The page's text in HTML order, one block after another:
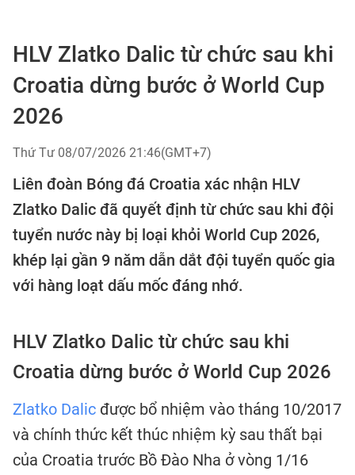
HLV Zlatko Dalic từ chức sau khi
Croatia dừng bước ở World Cup
2026
Thứ Tư 08/07/2026 21:46(GMT+7)
Liên đoàn Bóng đá Croatia xác nhận HLV
Zlatko Dalic đã quyết định từ chức sau khi đội
tuyển nước này bị loại khỏi World Cup 2026,
khép lại gần 9 năm dẫn dắt đội tuyển quốc gia
với hàng loạt dấu mốc đáng nhớ.
HLV Zlatko Dalic từ chức sau khi
Croatia dừng bước ở World Cup 2026
Zlatko Dalic được bổ nhiệm vào tháng 10/2017
và chính thức kết thúc nhiệm kỳ sau thất bại
của Croatia trước Bồ Đào Nha ở vòng 1/16